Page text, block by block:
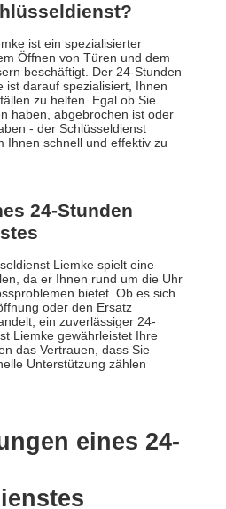
ist ein spezialisierter
Öffnen von Türen und dem
beschäftigt. Der 24-Stunden
ist darauf spezialisiert, Ihnen
zu helfen. Egal ob Sie
haben, abgebrochen ist oder
- der Schlüsseldienst
Ihnen schnell und effektiv zu
24-Stunden
Liemke spielt eine
da er Ihnen rund um die Uhr
bietet. Ob es sich
oder den Ersatz
ein zuverlässiger 24-
Liemke gewährleistet Ihre
das Vertrauen, dass Sie
Unterstützung zählen
eines 24-